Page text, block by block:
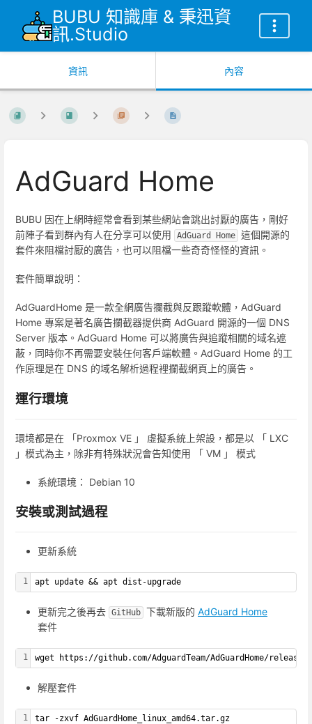
BUBU 知識庫 & 秉迅資
訊.Studio
資訊 內容
AdGuard Home
BUBU 因在上網時經常會看到某些網站會跳出討厭的廣告，剛好
前陣子看到群內有人在分享可以使用
AdGuard Home 這個開源的
套件來阻檔討厭的廣告，也可以阻檔一些奇奇怪怪的資訊。
套件簡單說明：
AdGuardHome 是一款全網廣告攔截與反跟蹤軟體，AdGuard
Home 專案是著名廣告攔截器提供商 AdGuard 開源的一個 DNS
Server 版本。AdGuard Home 可以將廣告與追蹤相關的域名遮
蔽，同時你不再需要安裝任何客戶端軟體。AdGuard Home 的工
作原理是在 DNS 的域名解析過程裡攔截網頁上的廣告。
運行環境
環境都是在 「Proxmox VE 」 虛擬系統上架設，都是以 「 LXC
」模式為主，除非有特殊狀況會告知使用 「 VM 」 模式
系統環境： Debian 10
安裝或測試過程
更新系統
1 apt update && apt dist-upgrade
更新完之後再去 GitHub 下載新版的 AdGuard Home
套件
1 wget https://github.com/AdguardTeam/AdGuardHome/
解壓套件
1 tar -zxvf AdGuardHome_linux_amd64.tar.gz